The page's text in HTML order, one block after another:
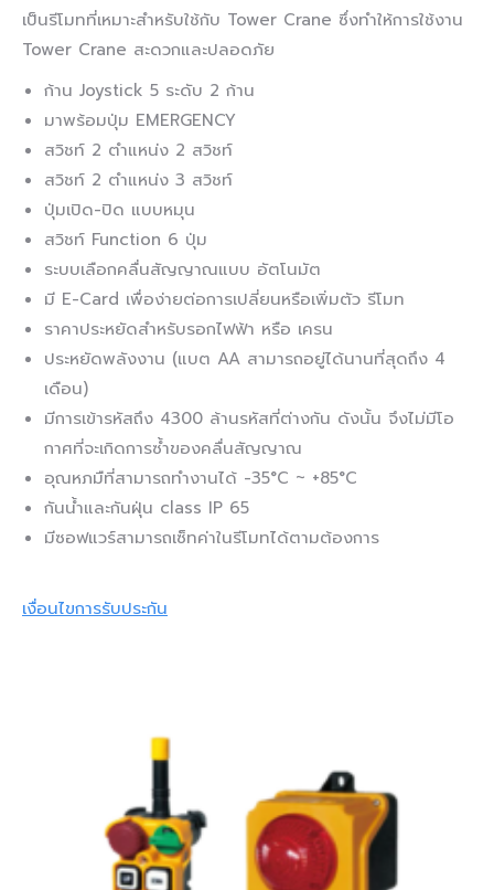
เป็นรีโมทที่เหมาะสำหรับใช้กับ Tower Crane ซึ่งทำให้การใช้งาน
Tower Crane สะดวกและปลอดภัย
ก้าน Joystick 5 ระดับ 2 ก้าน
มาพร้อมปุ่ม EMERGENCY
สวิชท์ 2 ตำแหน่ง 2 สวิชท์
สวิชท์ 2 ตำแหน่ง 3 สวิชท์
ปุ่มเปิด-ปิด แบบหมุน
สวิชท์ Function 6 ปุ่ม
ระบบเลือกคลื่นสัญญาณแบบ อัตโนมัต
มี E-Card เพื่อง่ายต่อการเปลี่ยนหรือเพิ่มตัว รีโมท
ราคาประหยัดสำหรับรอกไฟฟ้า หรือ เครน
ประหยัดพลังงาน (แบต AA สามารถอยู่ได้นานที่สุดถึง 4
เดือน)
มีการเข้ารหัสถึง 4300 ล้านรหัสที่ต่างกัน ดังนั้น จึงไม่มีโอ
กาศที่จะเกิดการซ้ำของคลื่นสัญญาณ
อุณหภมืที่สามารถทำงานได้ -35°C ~ +85°C
กันน้ำและกันฝุ่น class IP 65
มีซอฟแวร์สามารถเซ็ทค่าในรีโมทได้ตามต้องการ
เงื่อนไขการรับประกัน